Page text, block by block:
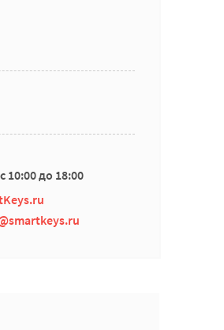
до 18:00